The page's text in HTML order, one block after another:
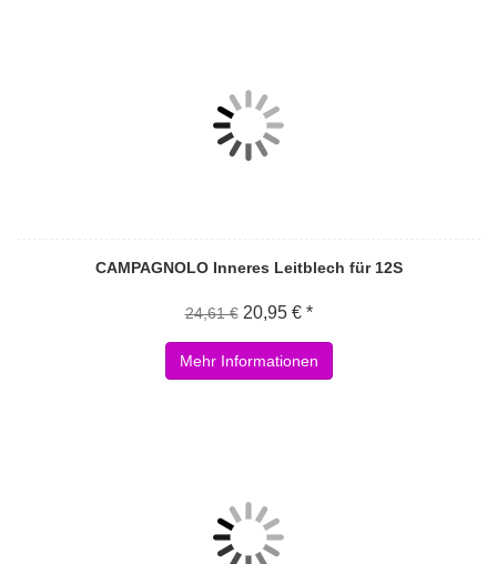
CAMPAGNOLO Inneres Leitblech für 12S
24,61 € 20,95 € *
Mehr Informationen